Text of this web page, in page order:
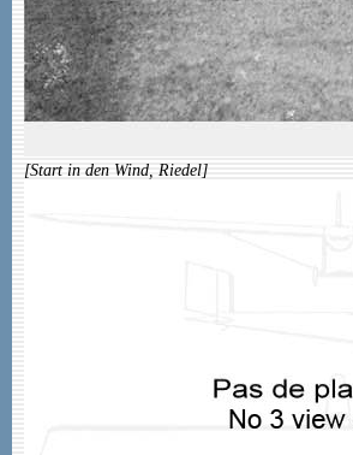
[Start in den Wind, Riedel]